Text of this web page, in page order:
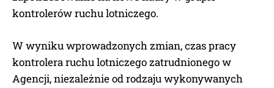
kontrolerów ruchu lotniczego.
W wyniku wprowadzonych zmian, czas pracy
kontrolera ruchu lotniczego zatrudnionego w
Agencji, niezależnie od rodzaju wykonywanych